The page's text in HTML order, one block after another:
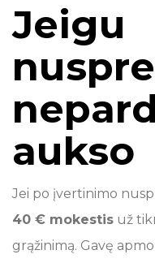
Jeigu
aukso
Jei po įvertinimo
40 € mokestis už
grąžinimą. Gavę